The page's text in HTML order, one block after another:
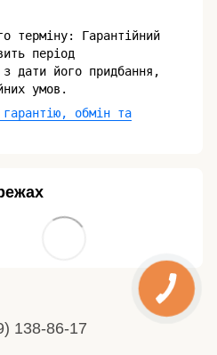
терміну: Гарантійний
період
з дати його придбання,
умов.
обмін та
138-86-17